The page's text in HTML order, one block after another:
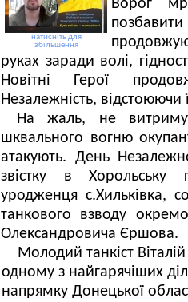
натисніть для
збільшення
Ворог
руках заради волі,
Новітні Герої
Незалежність, відстоюючи
На жаль, не
шквального вогню
атакують. День
звістку в Хорольську
уродженця с.Хильківка,
танкового взводу
Олександровича Єршова.
Молодий танкіст
одному з найгарячіших
напрямку Донецької